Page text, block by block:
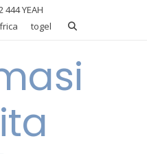
444 YEAH
togel